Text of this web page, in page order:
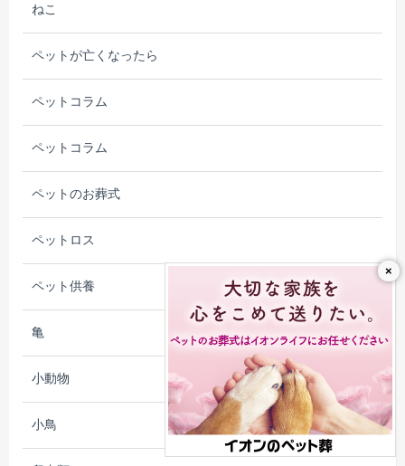
ねこ
ペットが亡くなったら
ペットコラム
ペットコラム
ペットのお葬式
ペットロス
ペット供養
亀
小動物
小鳥
×